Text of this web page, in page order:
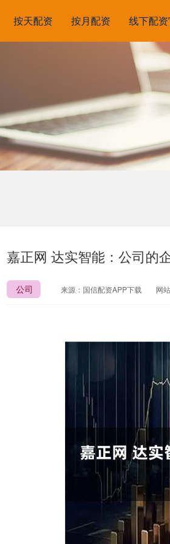
按天配资 按月配资 线下配
嘉正网 达实智能：公司的
公司 来源：国信配资APP下载 网